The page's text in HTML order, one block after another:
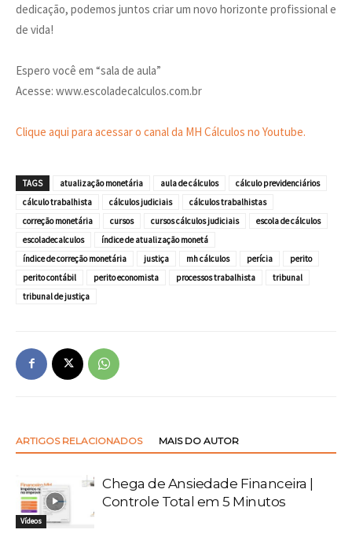
dedicação, podemos juntos criar um novo horizonte profissional e
de vida!
Espero você em “sala de aula”
Acesse: www.escoladecalculos.com.br
Clique aqui para acessar o canal da MH Cálculos no Youtube.
TAGS atualização monetária aula de cálculos
cálculo previdenciários
cálculo trabalhista
cálculos judiciais
cálculos trabalhistas
correção monetária
cursos cursos cálculos judiciais
escola de cálculos
escoladecalculos
índice de atualização monetá
índice de correção monetária
justiça mh cálculos perícia
perito
perito contábil
perito economista processos trabalhista
tribunal
tribunal de justiça
ARTIGOS RELACIONADOS MAIS DO AUTOR
Vídeos
Chega de Ansiedade Financeira |
Controle Total em 5 Minutos